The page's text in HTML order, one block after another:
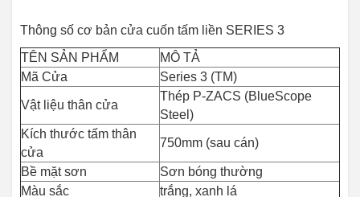
Thông số cơ bản cửa cuốn tấm liền SERIES 3
TÊN SẢN PHẨM
MÔ TẢ
Mã Cửa
Series 3 (TM)
Vật liệu thân cửa
Thép P-ZACS (BlueScope
Steel)
Kích thước tấm thân
cửa
750mm (sau cán)
Bề mặt sơn
Sơn bóng thường
Màu sắc
trắng, xanh lá